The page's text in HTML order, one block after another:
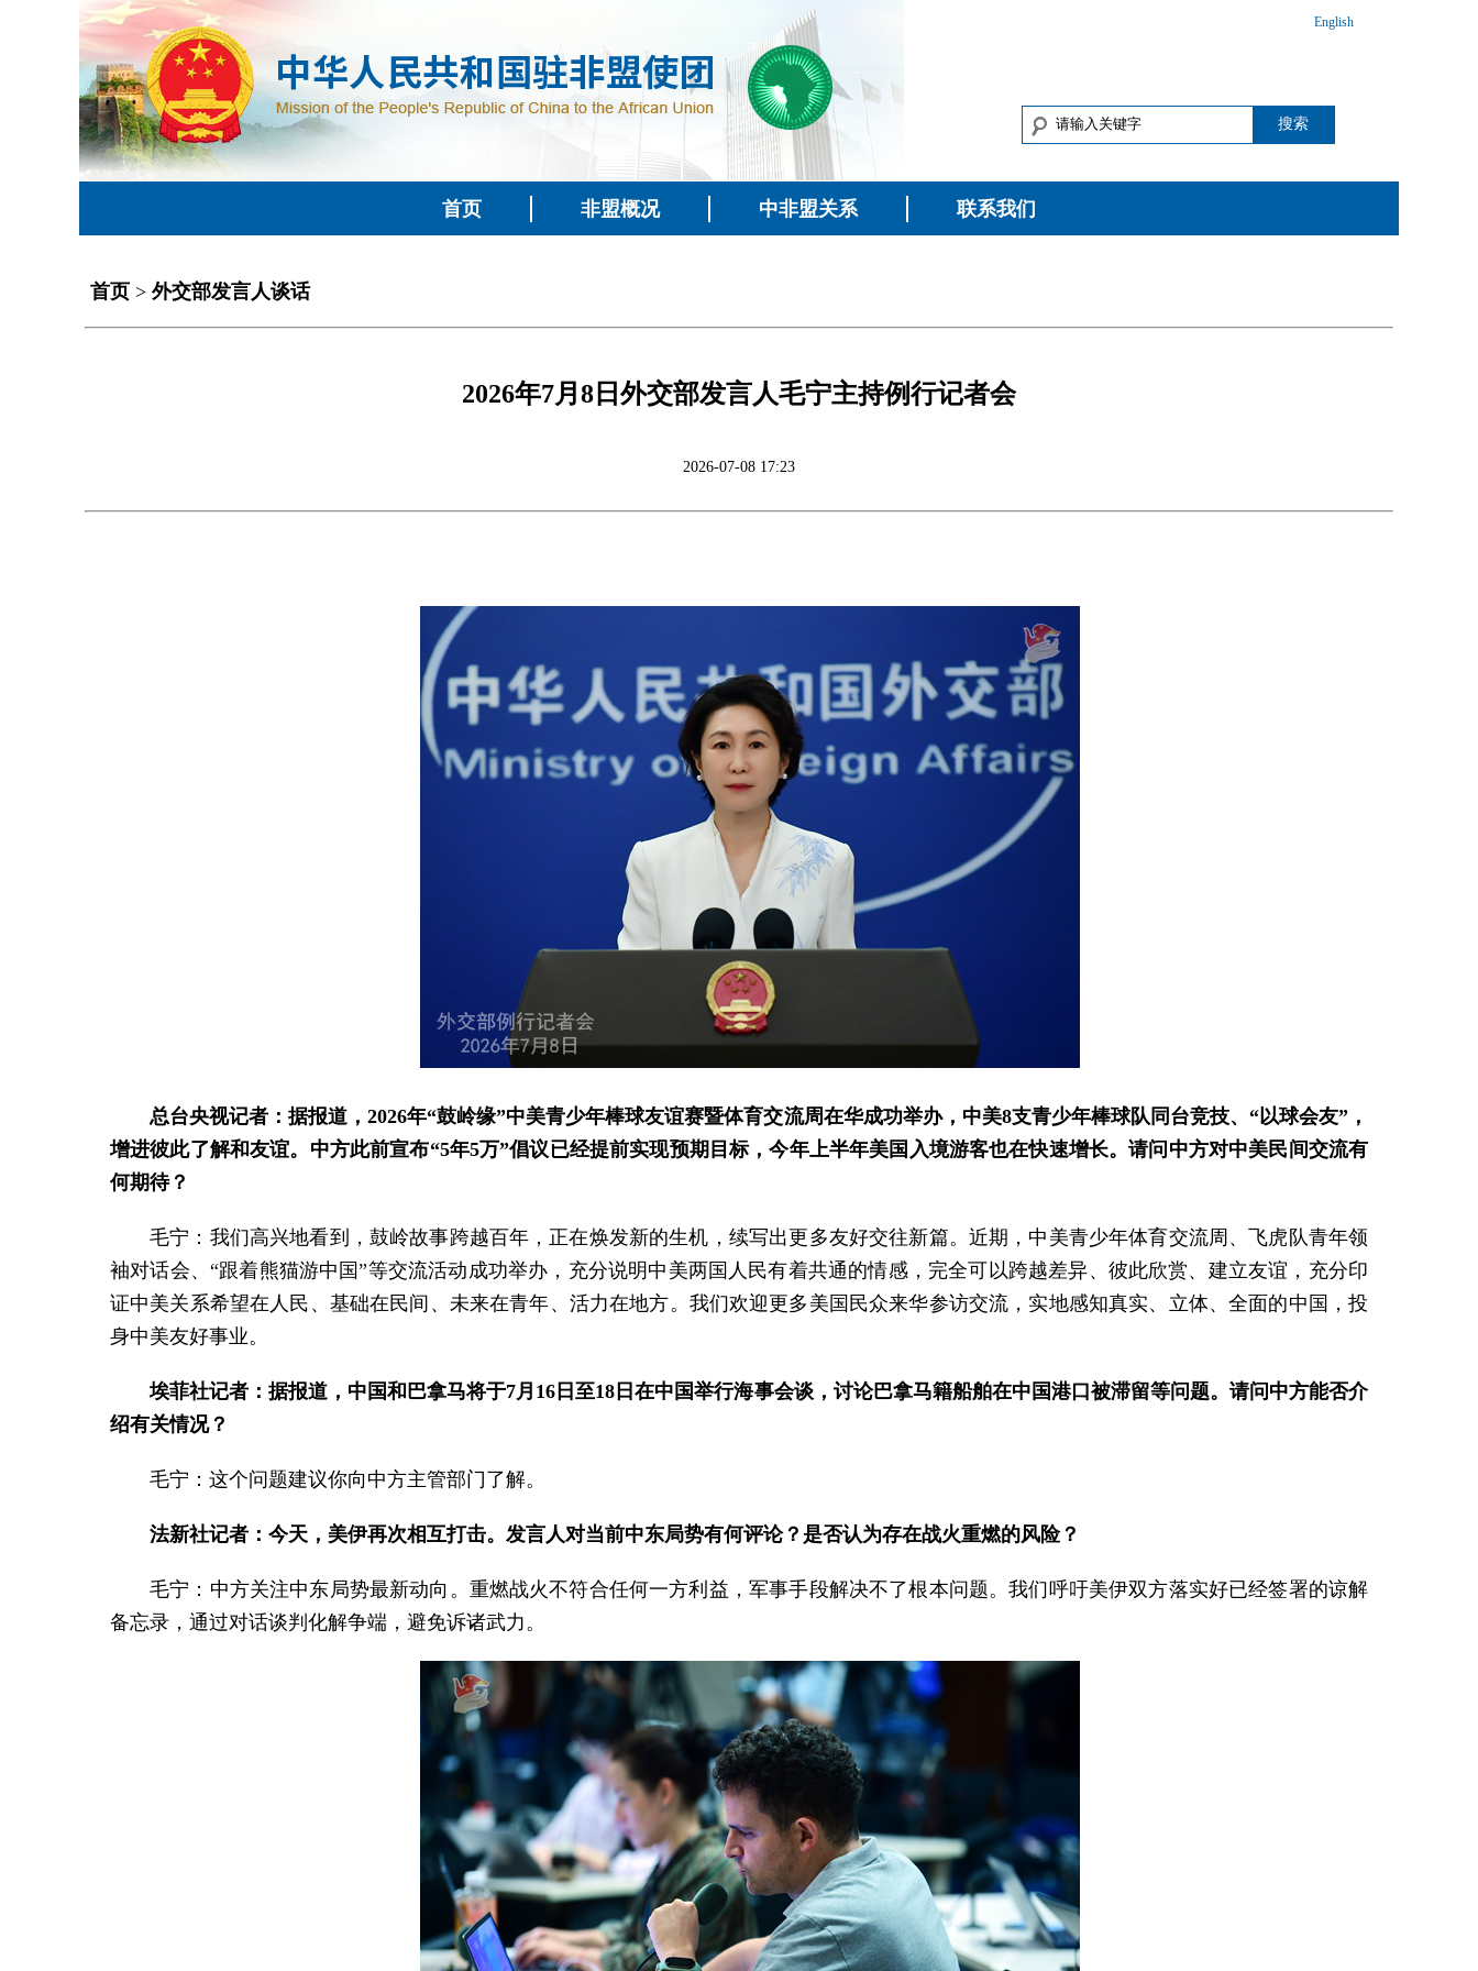
English
搜索
首页 非盟概况 中非盟关系 联系我们
首页 > 外交部发言人谈话
2026年7月8日外交部发言人毛宁主持例行记者会
2026-07-08 17:23
总台央视记者：据报道，2026年“鼓岭缘”中美青少年棒球友谊赛暨体育交流周在华成功举办，中美8支青少年棒球队同台竞技、“以球会友”，
增进彼此了解和友谊。中方此前宣布“5年5万”倡议已经提前实现预期目标，今年上半年美国入境游客也在快速增长。请问中方对中美民间交流有
何期待？
毛宁：我们高兴地看到，鼓岭故事跨越百年，正在焕发新的生机，续写出更多友好交往新篇。近期，中美青少年体育交流周、飞虎队青年领
袖对话会、“跟着熊猫游中国”等交流活动成功举办，充分说明中美两国人民有着共通的情感，完全可以跨越差异、彼此欣赏、建立友谊，充分印
证中美关系希望在人民、基础在民间、未来在青年、活力在地方。我们欢迎更多美国民众来华参访交流，实地感知真实、立体、全面的中国，投
身中美友好事业。
埃菲社记者：据报道，中国和巴拿马将于7月16日至18日在中国举行海事会谈，讨论巴拿马籍船舶在中国港口被滞留等问题。请问中方能否介
绍有关情况？
毛宁：这个问题建议你向中方主管部门了解。
法新社记者：今天，美伊再次相互打击。发言人对当前中东局势有何评论？是否认为存在战火重燃的风险？
毛宁：中方关注中东局势最新动向。重燃战火不符合任何一方利益，军事手段解决不了根本问题。我们呼吁美伊双方落实好已经签署的谅解
备忘录，通过对话谈判化解争端，避免诉诸武力。